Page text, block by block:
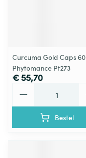
Curcuma Gold Caps 60
Phytomance Pt273
€ 55,70
Bestel